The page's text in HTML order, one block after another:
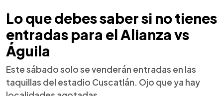
Lo que debes saber si no tienes
entradas para el Alianza vs
Águila
Este sábado solo se venderán entradas en las
taquillas del estadio Cuscatlán. Ojo que ya hay